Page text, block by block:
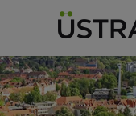
content